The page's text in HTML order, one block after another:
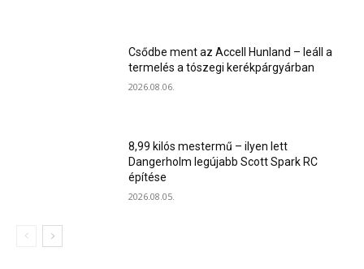
Csődbe ment az Accell Hunland – leáll a
termelés a tószegi kerékpárgyárban
2026.08.06.
8,99 kilós mestermű – ilyen lett
Dangerholm legújabb Scott Spark RC
építése
2026.08.05.